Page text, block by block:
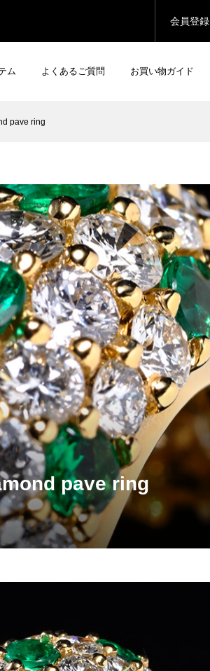
会員登録
ム よくあるご質問 お買い物ガイド
pave ring
pave ring